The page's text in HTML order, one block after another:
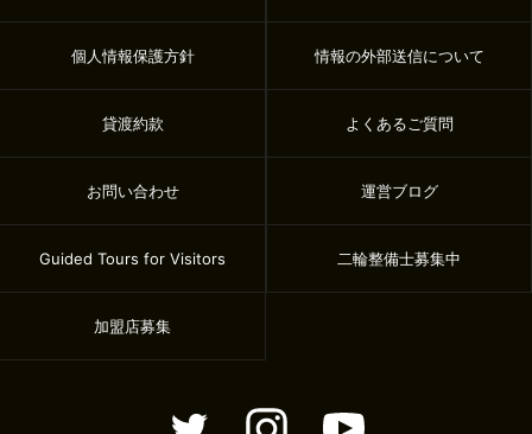
個人情報保護方針 情報の外部送信について
貸渡約款 よくあるご質問
お問い合わせ 運営ブログ
Guided Tours for Visitors 二輪整備士募集中
加盟店募集